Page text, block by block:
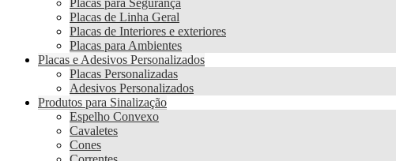
Placas de Linha Geral
Placas de Interiores e exteriores
Placas para Ambientes
Placas e Adesivos Personalizados
Placas Personalizadas
Adesivos Personalizados
Produtos para Sinalização
Espelho Convexo
Cavaletes
Cones